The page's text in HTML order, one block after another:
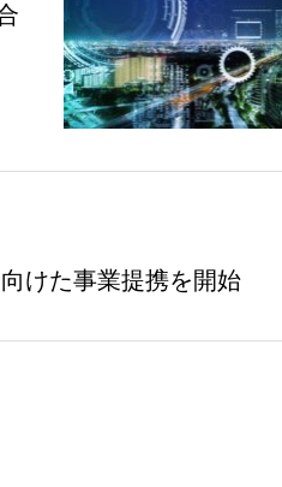
けた事業提携を開始